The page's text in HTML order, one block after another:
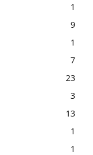
1
9
1
7
23
3
13
1
1